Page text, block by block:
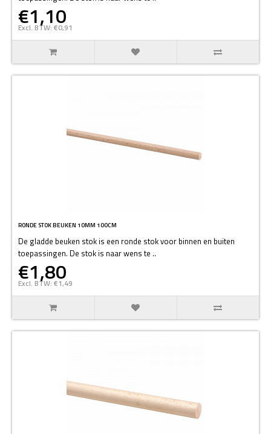
€1,10
Excl. BTW: €0,91
RONDE STOK BEUKEN 10MM 100CM
De gladde beuken stok is een ronde stok voor binnen en buiten
toepassingen. De stok is naar wens te ..
€1,80
Excl. BTW: €1,49